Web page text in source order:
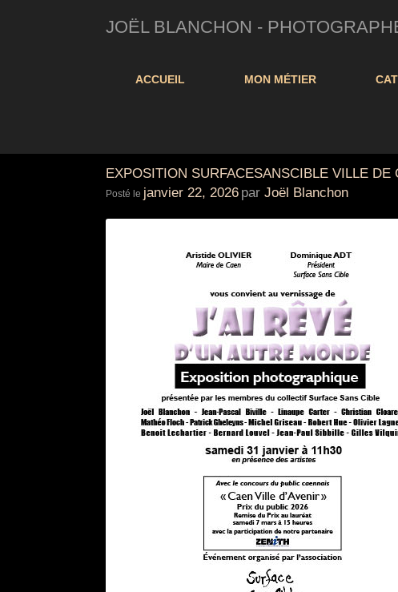
JOËL BLANCHON -
ACCUEIL MON MÉTIER
EXPOSITION SURFACESANSCIBLE VILLE DE
Posté le janvier 22, 2026 par Joël Blanchon